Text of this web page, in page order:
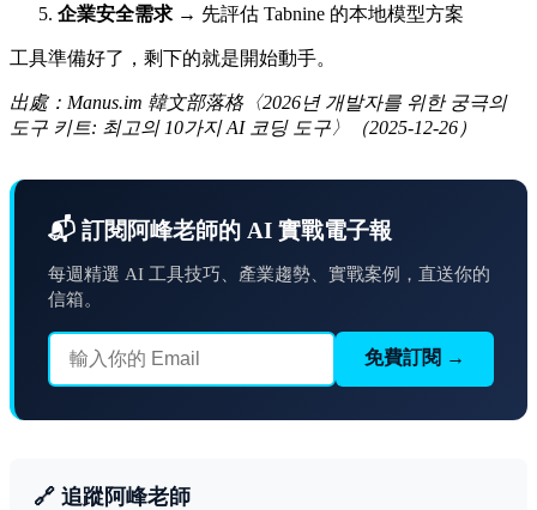
企業安全需求 → 先評估 Tabnine 的本地模型方案
工具準備好了，剩下的就是開始動手。
出處：Manus.im 韓文部落格〈2026년 개발자를 위한 궁극의
도구 키트: 최고의 10가지 AI 코딩 도구〉（2025-12-26）
📬 訂閱阿峰老師的 AI 實戰電子報
每週精選 AI 工具技巧、產業趨勢、實戰案例，直送你的
信箱。
免費訂閱 →
🔗 追蹤阿峰老師